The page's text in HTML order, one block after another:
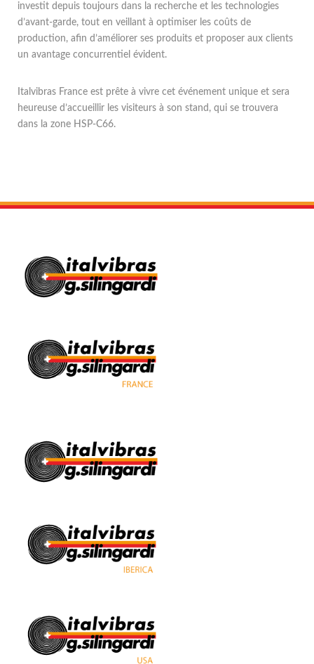
investit depuis toujours dans la recherche et les technologies
d’avant-garde, tout en veillant à optimiser les coûts de
production, afin d’améliorer ses produits et proposer aux clients
un avantage concurrentiel évident.
Italvibras France est prête à vivre cet événement unique et sera
heureuse d’accueillir les visiteurs à son stand, qui se trouvera
dans la zone HSP-C66.